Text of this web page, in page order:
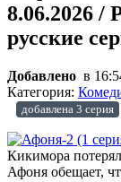
8.06.2026 /
русские
Добавлено в
Категория:
добавлена 3 серия
Кикимора
Афоня обещает,